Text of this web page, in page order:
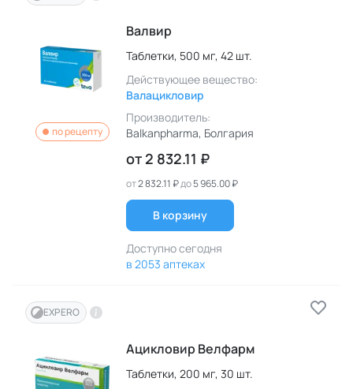
по рецепту
Валвир
Таблетки, 500 мг, 42 шт.
Действующее вещество:
Валацикловир
Производитель:
Balkanpharma, Болгария
от 2 832.11 ₽
от2 832.11 ₽до5 965.00 ₽
В корзину
Доступно сегодня
в 2053 аптеках
EXPERO
Ацикловир Велфарм
Таблетки, 200 мг, 30 шт.